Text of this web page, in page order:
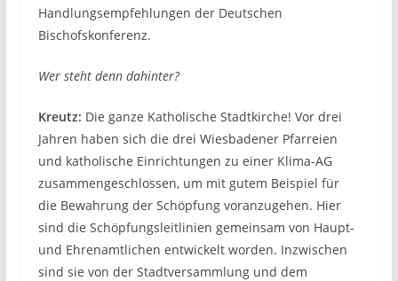
Handlungsempfehlungen der Deutschen
Bischofskonferenz.
Wer steht denn dahinter?
Kreutz: Die ganze Katholische Stadtkirche! Vor drei
Jahren haben sich die drei Wiesbadener Pfarreien
und katholische Einrichtungen zu einer Klima-AG
zusammengeschlossen, um mit gutem Beispiel für
die Bewahrung der Schöpfung voranzugehen. Hier
sind die Schöpfungsleitlinien gemeinsam von Haupt-
und Ehrenamtlichen entwickelt worden. Inzwischen
sind sie von der Stadtversammlung und dem